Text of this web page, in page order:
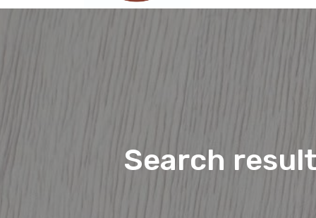
Search